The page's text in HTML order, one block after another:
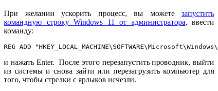
При желании ускорить процесс, вы можете запустить
командную строку Windows 11 от администратора, ввести
команду:
REG ADD
и нажать Enter. После этого перезапустить проводник, выйти
из системы и снова зайти или перезагрузить компьютер для
того, чтобы стрелки с ярлыков исчезли.